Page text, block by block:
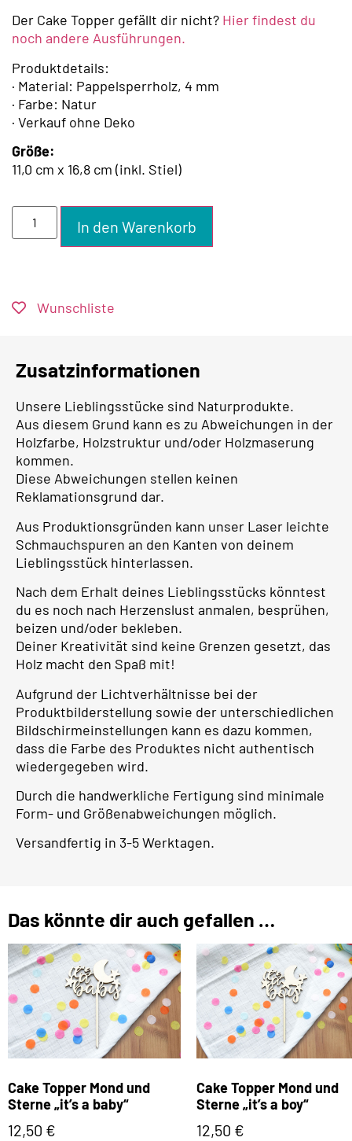
Der Cake Topper gefällt dir nicht? Hier findest du
noch andere Ausführungen.
Produktdetails:
· Material: Pappelsperrholz, 4 mm
· Farbe: Natur
· Verkauf ohne Deko
Größe:
11,0 cm x 16,8 cm (inkl. Stiel)
In den Warenkorb
Wunschliste
Zusatzinformationen
Unsere Lieblingsstücke sind Naturprodukte.
Aus diesem Grund kann es zu Abweichungen in der
Holzfarbe, Holzstruktur und/oder Holzmaserung
kommen.
Diese Abweichungen stellen keinen
Reklamationsgrund dar.
Aus Produktionsgründen kann unser Laser leichte
Schmauchspuren an den Kanten von deinem
Lieblingsstück hinterlassen.
Nach dem Erhalt deines Lieblingsstücks könntest
du es noch nach Herzenslust anmalen, besprühen,
beizen und/oder bekleben.
Deiner Kreativität sind keine Grenzen gesetzt, das
Holz macht den Spaß mit!
Aufgrund der Lichtverhältnisse bei der
Produktbilderstellung sowie der unterschiedlichen
Bildschirmeinstellungen kann es dazu kommen,
dass die Farbe des Produktes nicht authentisch
wiedergegeben wird.
Durch die handwerkliche Fertigung sind minimale
Form- und Größenabweichungen möglich.
Versandfertig in 3-5 Werktagen.
Das könnte dir auch gefallen …
Cake Topper Mond und
Sterne „it’s a baby“
12,50 €
Cake Topper Mond und
Sterne „it’s a boy“
12,50 €